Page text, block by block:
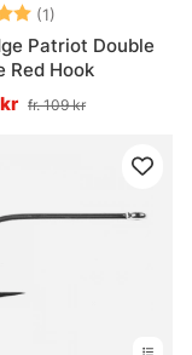
(1)
Patriot Double
Red Hook
fr. 109 kr